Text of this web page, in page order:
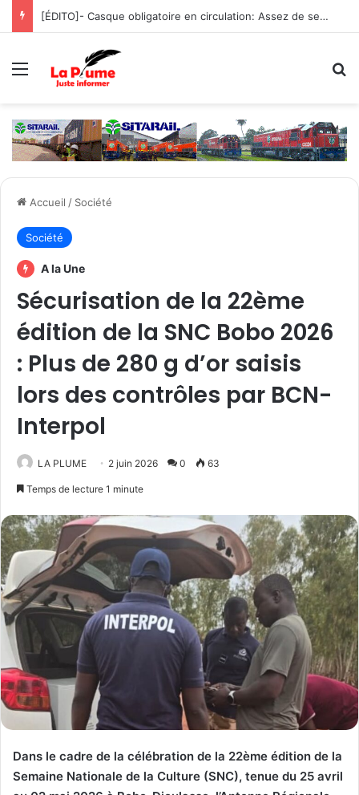
[ÉDITO]- Casque obligatoire en circulation: Assez de sensibilisation, place à la fermeté !
Menu
Accueil / Société
Société
A la Une
Sécurisation de la 22ème
édition de la SNC Bobo 2026
: Plus de 280 g d’or saisis
lors des contrôles par BCN-
Interpol
LA PLUME 2 juin 2026 0 63
Temps de lecture 1 minute
Dans le cadre de la célébration de la 22ème édition de la
Semaine Nationale de la Culture (SNC), tenue du 25 avril